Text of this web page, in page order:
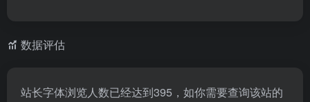
数据评估
站长字体浏览人数已经达到395，如你需要查询该站的